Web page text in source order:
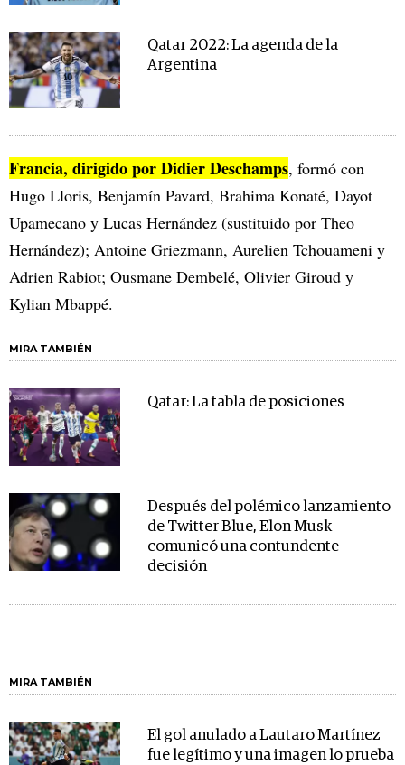
Qatar 2022: La agenda de la
Argentina
Francia, dirigido por Didier Deschamps, formó con
Hugo Lloris, Benjamín Pavard, Brahima Konaté, Dayot
Upamecano y Lucas Hernández (sustituido por Theo
Hernández); Antoine Griezmann, Aurelien Tchouameni y
Adrien Rabiot; Ousmane Dembelé, Olivier Giroud y
Kylian Mbappé.
MIRA TAMBIÉN
Qatar: La tabla de posiciones
Después del polémico lanzamiento
de Twitter Blue, Elon Musk
comunicó una contundente
decisión
MIRA TAMBIÉN
El gol anulado a Lautaro Martínez
fue legítimo y una imagen lo prueba